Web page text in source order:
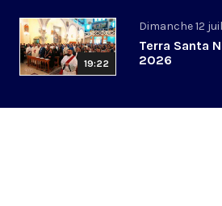
19:22
Dimanche 12
Terra Santa
2026